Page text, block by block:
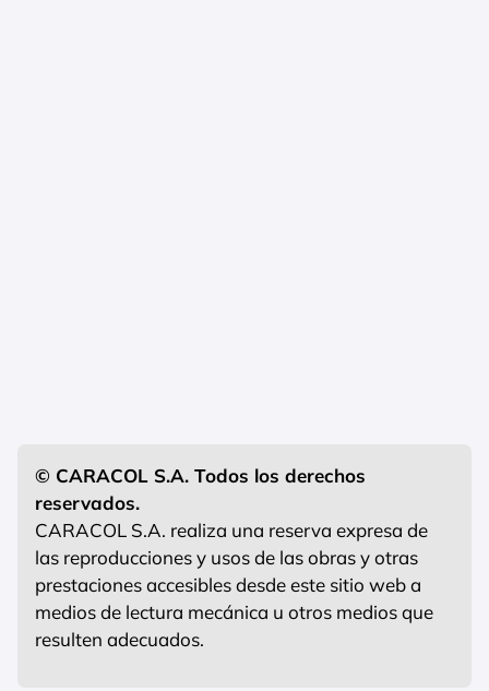
© CARACOL S.A. Todos los derechos
reservados.
CARACOL S.A. realiza una reserva expresa de
las reproducciones y usos de las obras y otras
prestaciones accesibles desde este sitio web a
medios de lectura mecánica u otros medios que
resulten adecuados.